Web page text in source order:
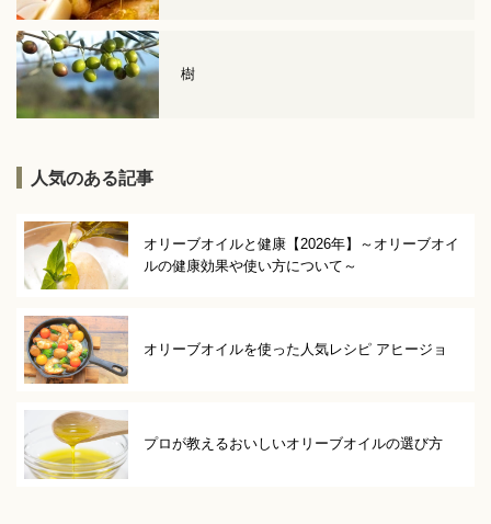
樹
人気のある記事
オリーブオイルと健康【2026年】～オリーブオイ
ルの健康効果や使い方について～
オリーブオイルを使った人気レシピ アヒージョ
プロが教えるおいしいオリーブオイルの選び方